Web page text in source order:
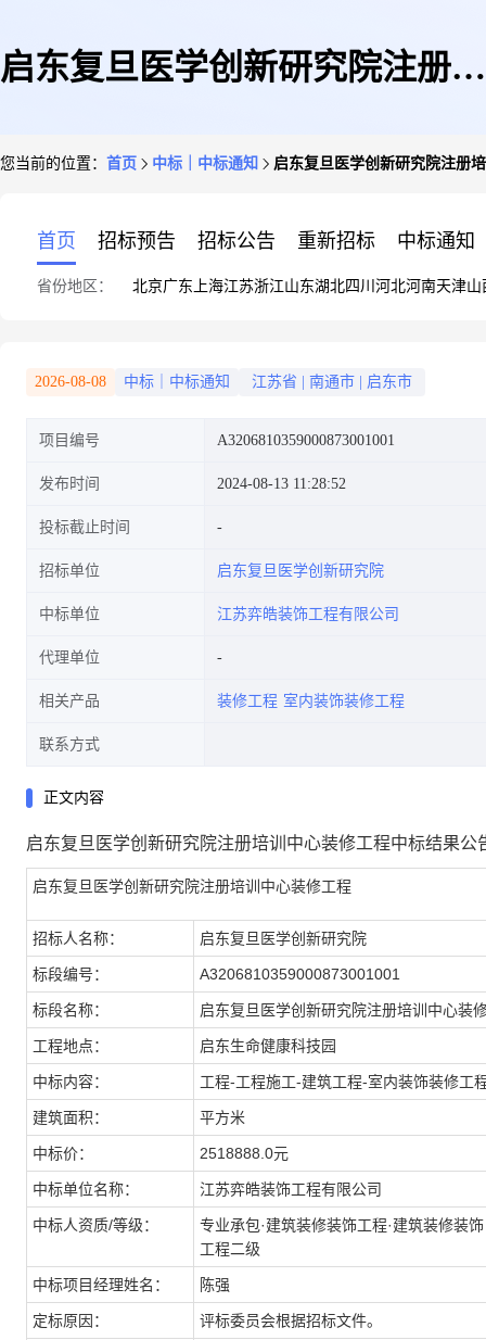
启东复旦医学创新研究院注册培
您当前的位置： 首页 中标｜中标通知 启东复旦医学创新研究院注册
首页 招标预告 招标公告 重新招标 中标通知
省份地区： 北京广东 上海江苏浙江山东湖北四川 河北河南天津山
2026-08-08 中标｜中标通知 江苏省 南通市 启东市
项目编号 A3206810359000873001001
发布时间 2024-08-13 11:28:52
投标截止时间
招标单位 启东复旦医学创新研究院
中标单位 江苏弈皓装饰工程有限公司
代理单位
相关产品 装修工程 室内装饰装修工程
联系方式
正文内容
启东复旦医学创新研究院注册培训中心装修工程中标结果公
启东复旦医学创新研究院注册培训中心装修工程
招标人名称： 启东复旦医学创新研究院
标段编号： A3206810359000873001001
标段名称： 启东复旦医学创新研究院注册培训中心装
工程地点： 启东生命健康科技园
中标内容： 工程-工程施工-建筑工程-室内装饰装修工
建筑面积： 平方米
中标价： 2518888.0元
中标单位名称： 江苏弈皓装饰工程有限公司
中标人资质/等级：
专业承包·建筑装修装饰工程·建筑装修装饰
工程二级
中标项目经理姓名： 陈强
定标原因： 评标委员会根据招标文件。